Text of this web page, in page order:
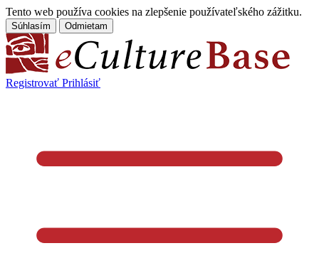
Tento web používa cookies na zlepšenie používateľského zážitku.
Súhlasím Odmietam
Registrovať Prihlásiť